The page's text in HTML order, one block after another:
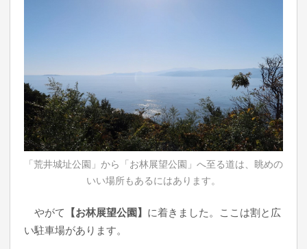
「荒井城址公園」から「お林展望公園」へ至る道は、眺めの
いい場所もあるにはあります。
やがて 【お林展望公園】 に着きました。ここは割と広
い駐車場があります。